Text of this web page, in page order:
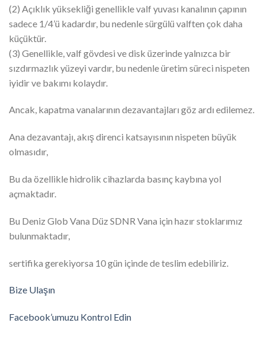
(2) Açıklık yüksekliği genellikle valf yuvası kanalının çapının
sadece 1/4’ü kadardır, bu nedenle sürgülü valften çok daha
küçüktür.
(3) Genellikle, valf gövdesi ve disk üzerinde yalnızca bir
sızdırmazlık yüzeyi vardır, bu nedenle üretim süreci nispeten
iyidir ve bakımı kolaydır.
Ancak, kapatma vanalarının dezavantajları göz ardı edilemez.
Ana dezavantajı, akış direnci katsayısının nispeten büyük
olmasıdır,
Bu da özellikle hidrolik cihazlarda basınç kaybına yol
açmaktadır.
Bu Deniz Glob Vana Düz SDNR Vana için hazır stoklarımız
bulunmaktadır,
sertifika gerekiyorsa 10 gün içinde de teslim edebiliriz.
Bize Ulaşın
Facebook’umuzu Kontrol Edin